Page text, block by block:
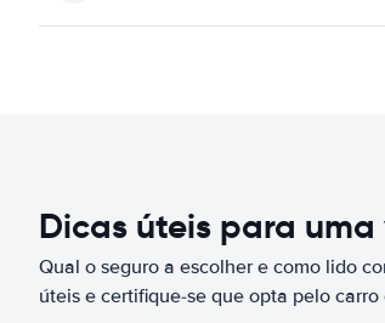
Dicas úteis para
Qual o seguro a escolher e como lido
úteis e certifique-se que opta pelo